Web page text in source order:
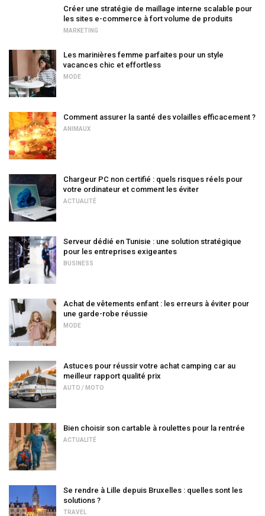
Créer une stratégie de maillage interne scalable pour
les sites e-commerce à fort volume de produits
MARKETING
Les marinières femme parfaites pour un style
vacances chic et effortless
MODE
Comment assurer la santé des volailles efficacement ?
ANIMAUX
Chargeur PC non certifié : quels risques réels pour
votre ordinateur et comment les éviter
ACTUALITÉ
Serveur dédié en Tunisie : une solution stratégique
pour les entreprises exigeantes
BUSINESS
Achat de vêtements enfant : les erreurs à éviter pour
une garde-robe réussie
MODE
Astuces pour réussir votre achat camping car au
meilleur rapport qualité prix
AUTO / MOTO
Bien choisir son cartable à roulettes pour la rentrée
ACTUALITÉ
Se rendre à Lille depuis Bruxelles : quelles sont les
solutions ?
TRAVEL